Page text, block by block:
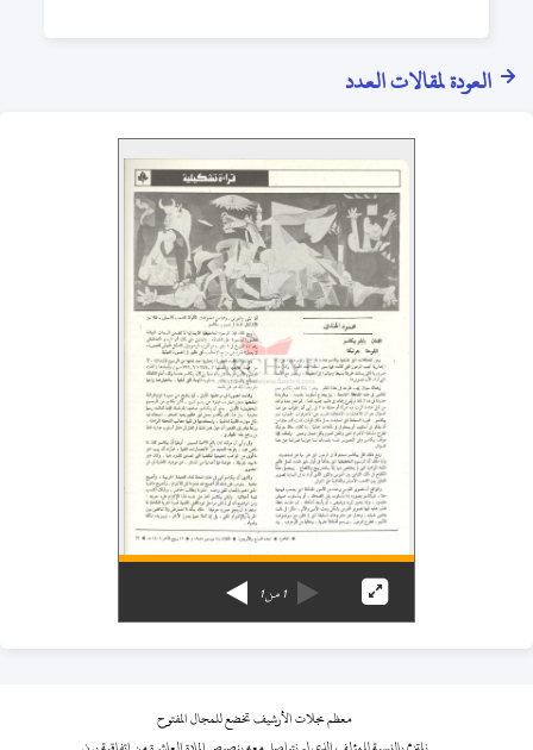
العودة لمقالات العدد
1من1
معظم مجلات الأرشيف تخضع للمجال المفتوح